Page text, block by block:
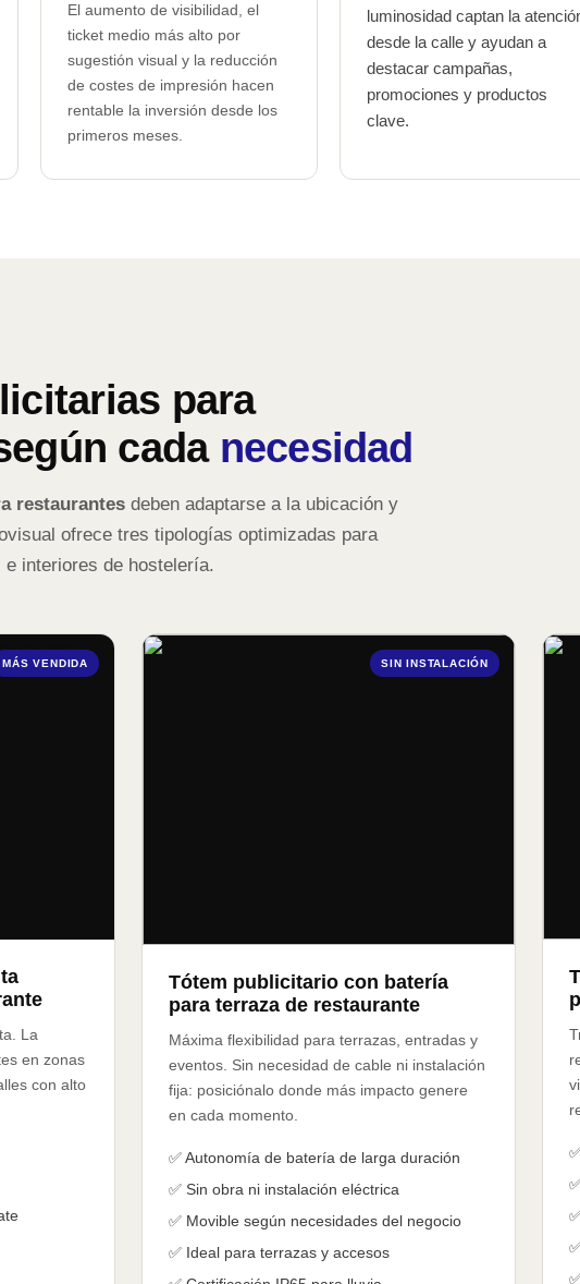
El aumento de visibilidad, el
ticket medio más alto por
sugestión visual y la reducción
de costes de impresión hacen
rentable la inversión desde los
primeros meses.
luminosidad captan la
desde la calle y ayudan a
destacar campañas,
promociones y productos
clave.
para
cada necesidad
restaurantes deben adaptarse a la ubicación y
ofrece tres tipologías optimizadas para
interiores de hostelería.
MÁS VENDIDA
La
en zonas
con alto
SIN INSTALACIÓN
Tótem publicitario con batería
para terraza de restaurante
Máxima flexibilidad para terrazas, entradas y
eventos. Sin necesidad de cable ni instalación
fija: posiciónalo donde más impacto genere
en cada momento.
✅ Autonomía de batería de larga duración
✅ Sin obra ni instalación eléctrica
✅ Movible según necesidades del negocio
✅ Ideal para terrazas y accesos